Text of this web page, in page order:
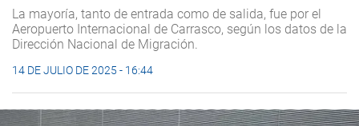
La mayoría, tanto de entrada como de salida, fue por el
Aeropuerto Internacional de Carrasco, según los datos de la
Dirección Nacional de Migración.
14 DE JULIO DE 2025 - 16:44